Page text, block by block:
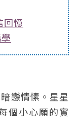
回憶
戀情愫。星星
個小心願的實